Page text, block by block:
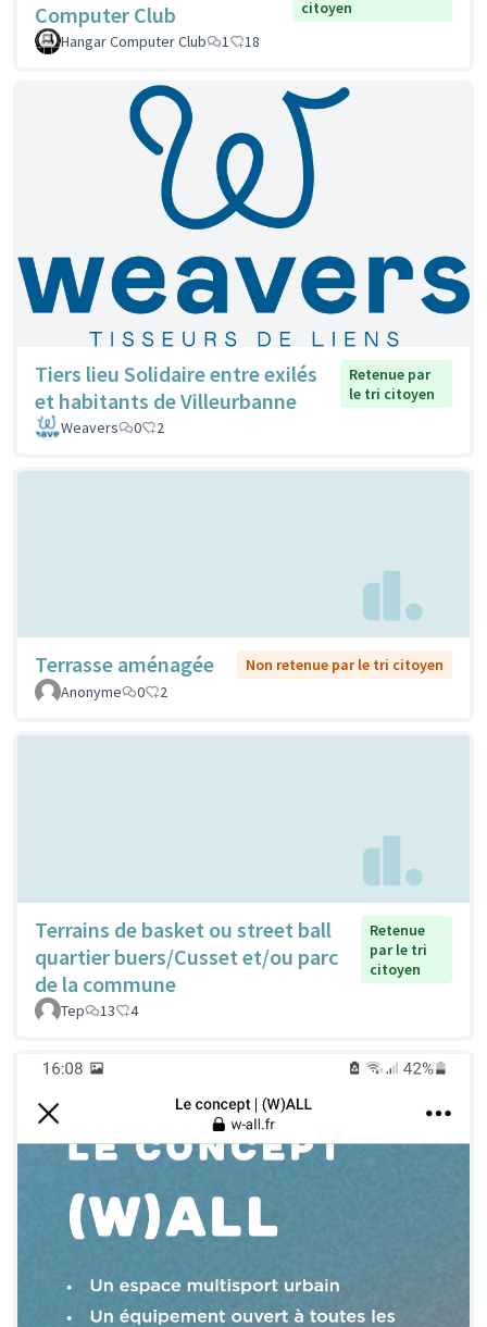
Computer Club
citoyen
Hangar Computer Club
1 18
Tiers lieu Solidaire entre exilés
et habitants de Villeurbanne
Retenue par
le tri citoyen
Weavers
0 2
Terrasse aménagée
Non retenue par le tri citoyen
Anonyme
0 2
Terrains de basket ou street ball
quartier buers/Cusset et/ou parc
de la commune
Retenue
par le tri
citoyen
Tep 13 4